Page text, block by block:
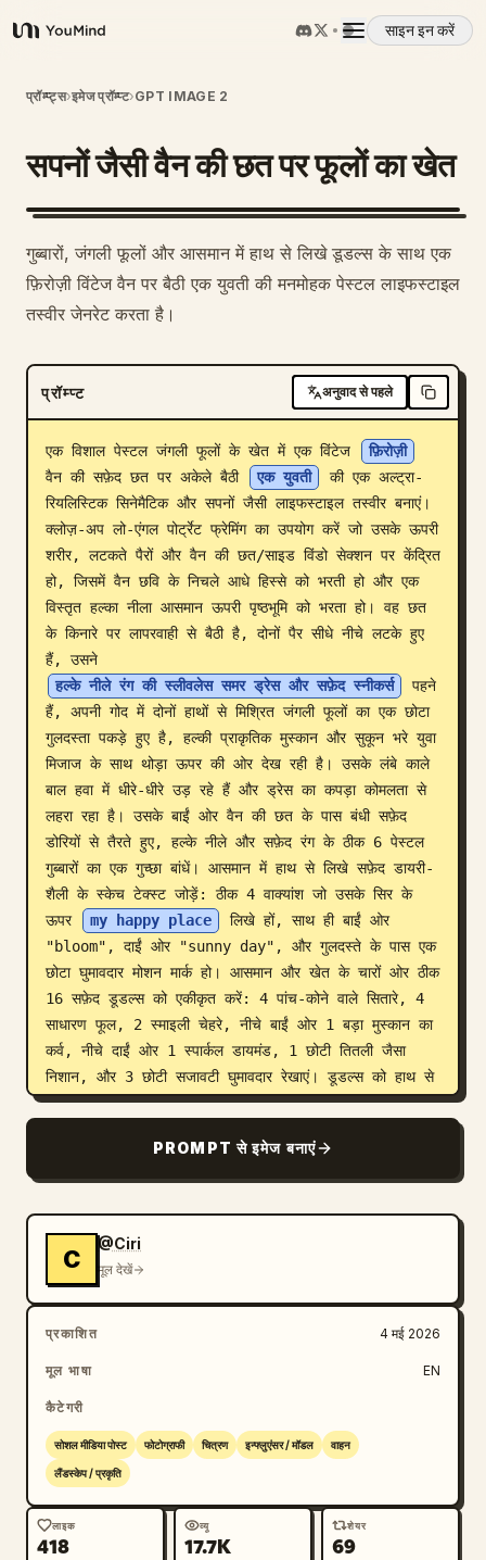
YouMind
साइन इन करें
अवलोकन
उपयोग के मामले
प्रॉम्प्ट
मूल्य निर्धारण
डाउनलोड
अपडेट
प्रॉम्प्ट्स›इमेज प्रॉम्प्ट›GPT IMAGE 2
सपनों जैसी वैन की छत पर फूलों का खेत
गुब्बारों, जंगली फूलों और आसमान में हाथ से लिखे डूडल्स के साथ एक
फ़िरोज़ी विंटेज वैन पर बैठी एक युवती की मनमोहक पेस्टल लाइफस्टाइल
तस्वीर जेनरेट करता है।
प्रॉम्प्ट अनुवाद से पहले
एक विशाल पेस्टल जंगली फूलों के खेत में एक विंटेज
फ़िरोज़ी
वैन की सफ़ेद छत पर अकेले बैठी
एक युवती
की एक अल्ट्रा-
रियलिस्टिक सिनेमैटिक और सपनों जैसी लाइफस्टाइल तस्वीर बनाएं।
क्लोज़-अप लो-एंगल पोर्ट्रेट फ्रेमिंग का उपयोग करें जो उसके ऊपरी
शरीर, लटकते पैरों और वैन की छत/साइड विंडो सेक्शन पर केंद्रित
हो, जिसमें वैन छवि के निचले आधे हिस्से को भरती हो और एक
विस्तृत हल्का नीला आसमान ऊपरी पृष्ठभूमि को भरता हो। वह छत
के किनारे पर लापरवाही से बैठी है, दोनों पैर सीधे नीचे लटके हुए
हैं, उसने
हल्के नीले रंग की स्लीवलेस समर ड्रेस और सफ़ेद स्नीकर्स
पहने
हैं, अपनी गोद में दोनों हाथों से मिश्रित जंगली फूलों का एक छोटा
गुलदस्ता पकड़े हुए है, हल्की प्राकृतिक मुस्कान और सुकून भरे युवा
मिजाज के साथ थोड़ा ऊपर की ओर देख रही है। उसके लंबे काले
बाल हवा में धीरे-धीरे उड़ रहे हैं और ड्रेस का कपड़ा कोमलता से
लहरा रहा है। उसके बाईं ओर वैन की छत के पास बंधी सफ़ेद
डोरियों से तैरते हुए, हल्के नीले और सफ़ेद रंग के ठीक 6 पेस्टल
गुब्बारों का एक गुच्छा बांधें। आसमान में हाथ से लिखे सफ़ेद डायरी-
शैली के स्केच टेक्स्ट जोड़ें: ठीक 4 वाक्यांश जो उसके सिर के
ऊपर
my happy place
लिखे हों, साथ ही बाईं ओर
"bloom", दाईं ओर "sunny day", और गुलदस्ते के पास एक
छोटा घुमावदार मोशन मार्क हो। आसमान और खेत के चारों ओर ठीक
16 सफ़ेद डूडल्स को एकीकृत करें: 4 पांच-कोने वाले सितारे, 4
साधारण फूल, 2 स्माइली चेहरे, नीचे बाईं ओर 1 बड़ा मुस्कान का
कर्व, नीचे दाईं ओर 1 स्पार्कल डायमंड, 1 छोटी तितली जैसा
निशान, और 3 छोटी सजावटी घुमावदार रेखाएं। डूडल्स को हाथ से
बने, पतले, चाक जैसे सफ़ेद रखें, जो स्वाभाविक रूप से ऐसे दिखें
वाली हो जिसमें सॉफ्ट ओवरएक्सपोज़्ड हाइलाइट्स, सपनों जैसी
चमक, ब्लूम इफ़ेक्ट, पेस्टल फ़िल्म टोन, कम कंट्रास्ट, स्मूथ
स्काई ब्लू, सॉफ्ट व्हाइट, पेस्टल पिंक, पेस्टल येलो, और वार्म
क्रीम का कलर पैलेट हो। छवि को शांतिपूर्ण, मनमोहक, अंतरंग,
युवा और बेफिक्र बनाएं, जिसमें विषय और वाहन का विवरण स्पष्ट
और यथार्थवादी हो लेकिन पृष्ठभूमि का वातावरण कोमल हो।
PROMPT से इमेज बनाएं
C
@Ciri
मूल देखें
प्रकाशित 4 मई 2026
मूल भाषा EN
कैटेगरी
सोशल मीडिया पोस्ट फोटोग्राफी चित्रण इन्फ्लुएंसर / मॉडल वाहन
लैंडस्केप / प्रकृति
लाइक
418
व्यू
17.7K
शेयर
69